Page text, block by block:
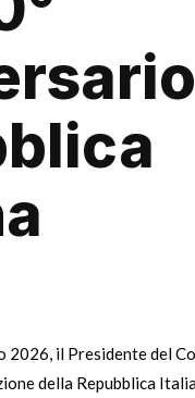
2026, il Presidente del
della Repubblica